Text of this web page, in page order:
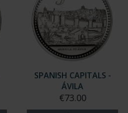
SPANISH CAPITALS -
ÁVILA
€73.00